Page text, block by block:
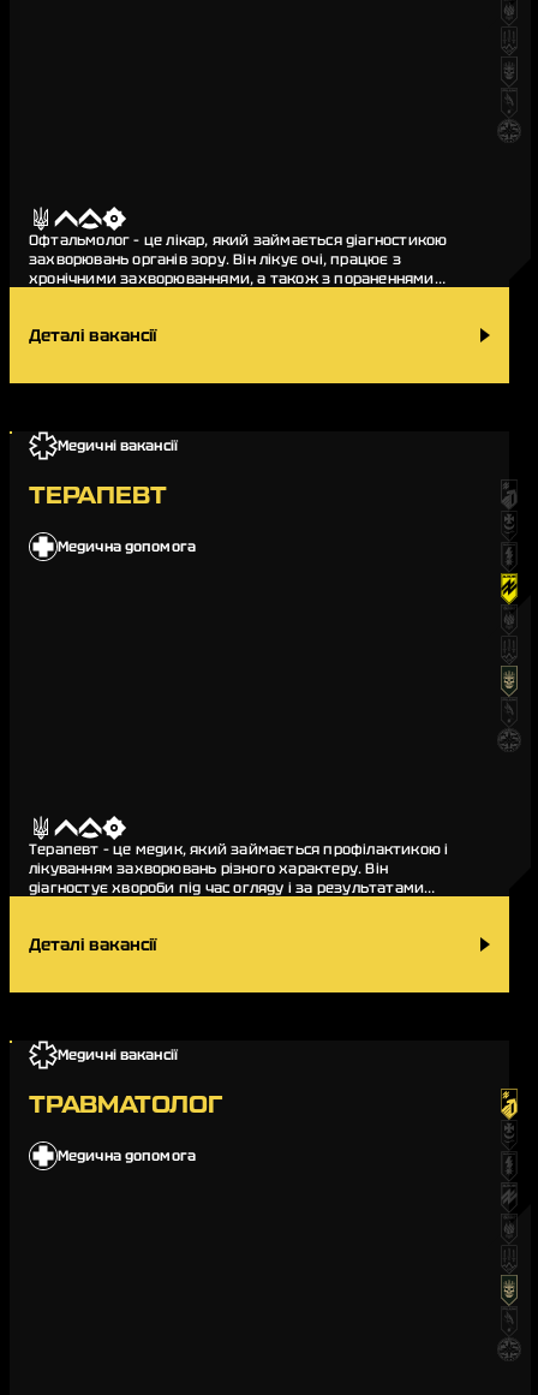
Офтальмолог – це лікар, який займається діагностикою
захворювань органів зору. Він лікує очі, працює з
хронічними захворюваннями, а також з пораненнями
Деталі вакансії
Медичні вакансії
ТЕРАПЕВТ
Медична допомога
Терапевт – це медик, який займається профілактикою і
лікуванням захворювань різного характеру. Він
діагностує хвороби під час огляду і за результатами
Деталі вакансії
Медичні вакансії
ТРАВМАТОЛОГ
Медична допомога